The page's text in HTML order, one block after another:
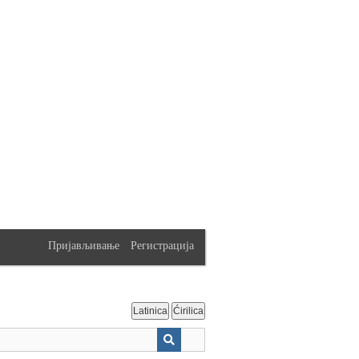
Пријављивање Регистрација
Latinica Ćirilica